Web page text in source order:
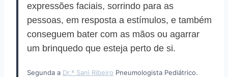
expressões faciais, sorrindo para as
pessoas, em resposta a estímulos, e também
conseguem bater com as mãos ou agarrar
um brinquedo que esteja perto de si.
Segunda a Dr.ª Sani Ribeiro Pneumologista Pediátrico.